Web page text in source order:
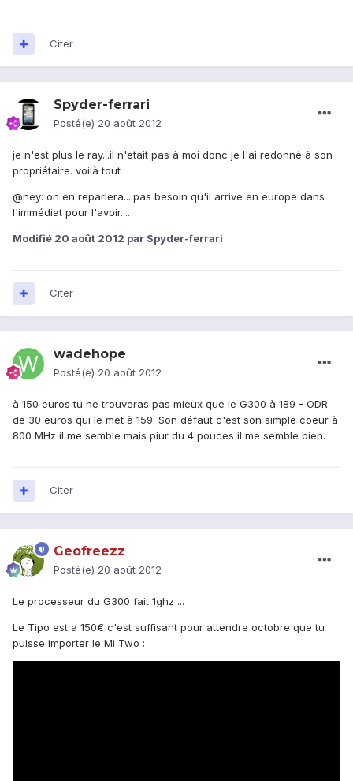
Citer
Spyder-ferrari
Posté(e) 20 août 2012
je n'est plus le ray...il n'etait pas à moi donc je l'ai redonné à son
propriétaire. voilà tout
@ney: on en reparlera....pas besoin qu'il arrive en europe dans
l'immédiat pour l'avoir....
Modifié 20 août 2012 par Spyder-ferrari
Citer
wadehope
Posté(e) 20 août 2012
à 150 euros tu ne trouveras pas mieux que le G300 à 189 - ODR
de 30 euros qui le met à 159. Son défaut c'est son simple coeur à
800 MHz il me semble mais piur du 4 pouces il me semble bien.
Citer
Geofreezz
Posté(e) 20 août 2012
Le processeur du G300 fait 1ghz ...
Le Tipo est a 150€ c'est suffisant pour attendre octobre que tu
puisse importer le Mi Two :